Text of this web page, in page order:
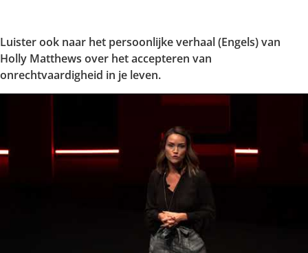
Luister ook naar het persoonlijke verhaal (Engels) van
Holly Matthews over het accepteren van
onrechtvaardigheid in je leven.